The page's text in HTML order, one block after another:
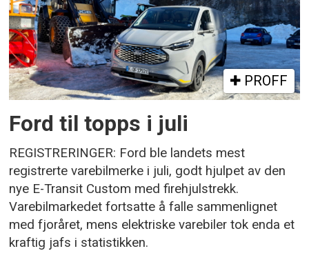
PROFF
Ford til topps i juli
REGISTRERINGER: Ford ble landets mest
registrerte varebilmerke i juli, godt hjulpet av den
nye E-Transit Custom med firehjulstrekk.
Varebilmarkedet fortsatte å falle sammenlignet
med fjoråret, mens elektriske varebiler tok enda et
kraftig jafs i statistikken.